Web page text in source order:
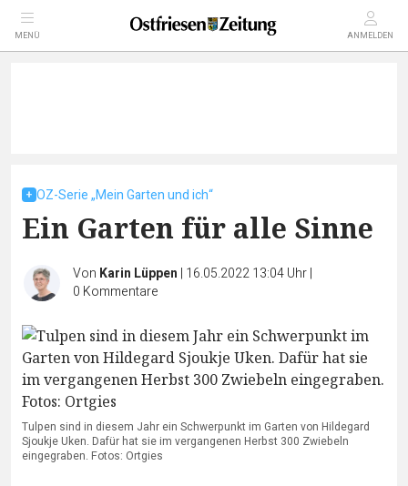
MENÜ ANMELDEN
OZ-Serie „Mein Garten und ich“
Ein Garten für alle Sinne
Von Karin Lüppen | 16.05.2022 13:04 Uhr|
0 Kommentare
Tulpen sind in diesem Jahr ein Schwerpunkt im Garten von Hildegard
Sjoukje Uken. Dafür hat sie im vergangenen Herbst 300 Zwiebeln
eingegraben. Fotos: Ortgies